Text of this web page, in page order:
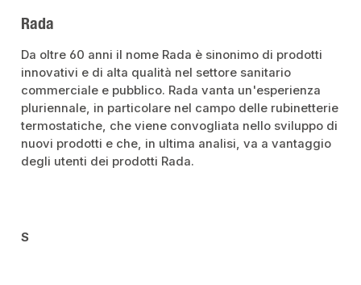
Rada
Da oltre 60 anni il nome Rada è sinonimo di prodotti
innovativi e di alta qualità nel settore sanitario
commerciale e pubblico. Rada vanta un'esperienza
pluriennale, in particolare nel campo delle rubinetterie
termostatiche, che viene convogliata nello sviluppo di
nuovi prodotti e che, in ultima analisi, va a vantaggio
degli utenti dei prodotti Rada.
S